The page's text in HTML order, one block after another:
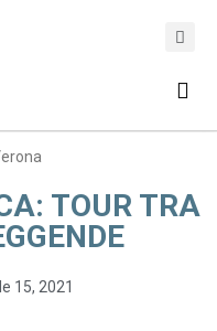
TOUR TRA
15, 2021